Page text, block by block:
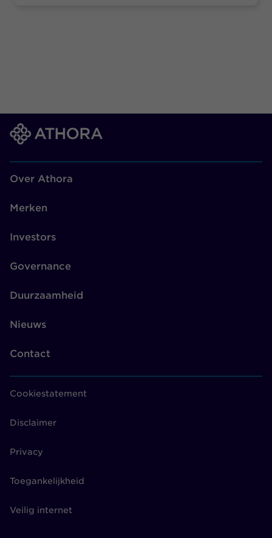
Over Athora
Merken
Investors
Governance
Duurzaamheid
Nieuws
Contact
Cookiestatement
Disclaimer
Privacy
Toegankelijkheid
Veilig internet